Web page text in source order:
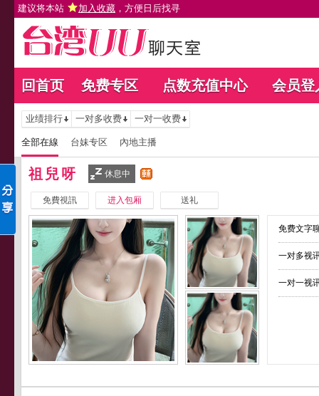
建议将本站 加入收藏 ，方便日后找寻
回首页 免费专区 点数充值中心 会员登
业绩排行 一对多收费 一对一收费
全部在線 台妹专区 內地主播
祖兒呀 休息中
免費視訊 进入包厢 送礼
免费文字
一对多视
一对一视